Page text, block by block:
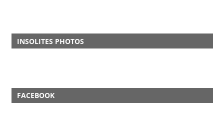
INSOLITES PHOTOS
FACEBOOK